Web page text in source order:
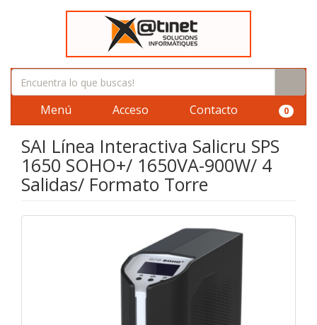
Menú Acceso Contacto 0
SAI Línea Interactiva Salicru SPS
1650 SOHO+/ 1650VA-900W/ 4
Salidas/ Formato Torre